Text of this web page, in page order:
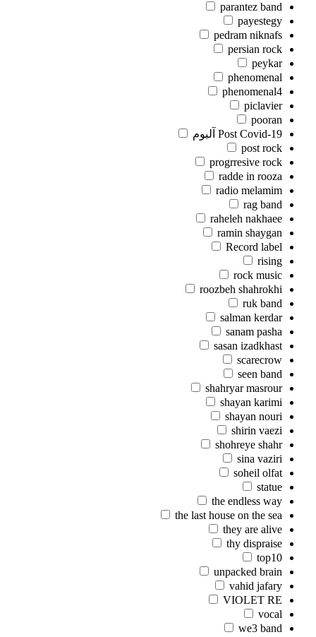
parantez band
payestegy
pedram niknafs
persian rock
peykar
phenomenal
phenomenal4
piclavier
pooran
Post Covid-19 آلبوم
post rock
progrresive rock
radde in rooza
radio melamim
rag band
raheleh nakhaee
ramin shaygan
Record label
rising
rock music
roozbeh shahrokhi
ruk band
salman kerdar
sanam pasha
sasan izadkhast
scarecrow
seen band
shahryar masrour
shayan karimi
shayan nouri
shirin vaezi
shohreye shahr
sina vaziri
soheil olfat
statue
the endless way
the last house on the sea
they are alive
thy dispraise
top10
unpacked brain
vahid jafary
VIOLET RE
vocal
we3 band